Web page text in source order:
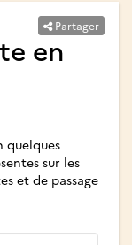
Partager
en
quelques
sur les
et de passage